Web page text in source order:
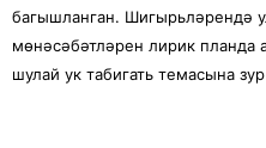
багышланган. Шигырьләрендә
мөнәсәбәтләрен лирик
шулай ук табигать темасына